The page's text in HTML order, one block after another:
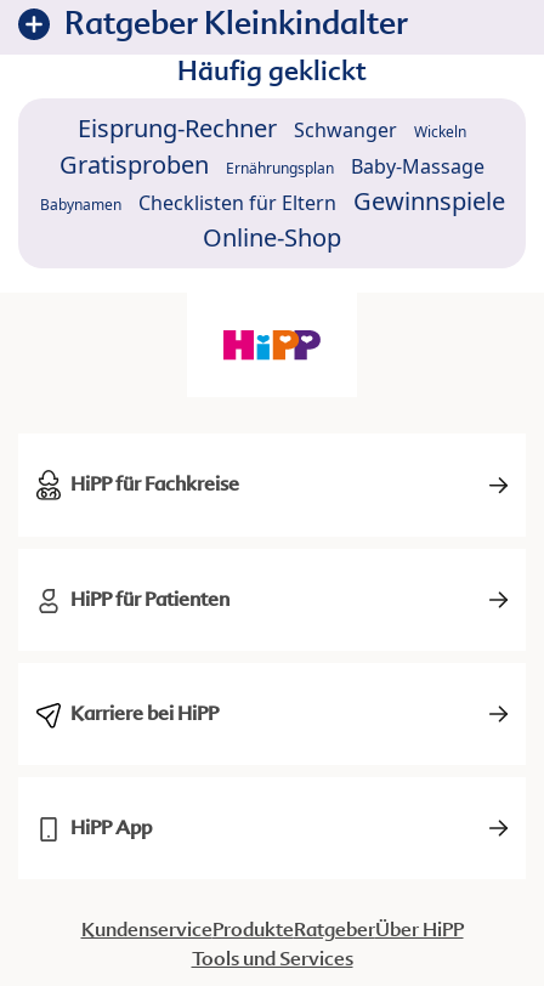
Ratgeber Kleinkindalter
Häufig geklickt
Eisprung-Rechner Schwanger Wickeln
Gratisproben Ernährungsplan Baby-Massage
Babynamen Checklisten für Eltern
Gewinnspiele
Online-Shop
HiPP für Fachkreise
HiPP für Patienten
Karriere bei HiPP
HiPP App
KundenserviceProdukteRatgeberÜber HiPP
Tools und Services